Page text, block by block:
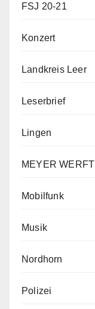
FSJ 20-21
Konzert
Landkreis Leer
Leserbrief
Lingen
MEYER WERFT
Mobilfunk
Musik
Nordhorn
Polizei